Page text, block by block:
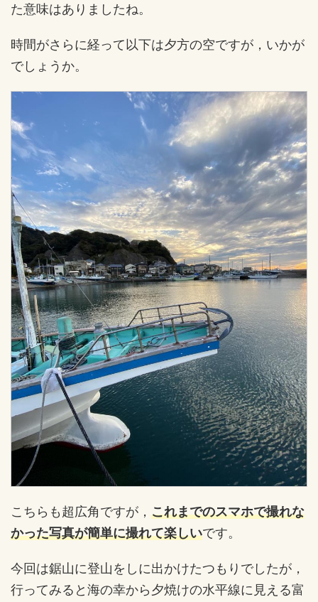
た意味はありましたね。
時間がさらに経って以下は夕方の空ですが，いかが
でしょうか。
こちらも超広角ですが， これまでのスマホで撮れな
かった写真が簡単に撮れて楽しいです。
今回は鋸山に登山をしに出かけたつもりでしたが，
行ってみると海の幸から夕焼けの水平線に見える富